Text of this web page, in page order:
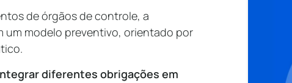
de órgãos de controle, a
um modelo preventivo, orientado por
diferentes obrigações em